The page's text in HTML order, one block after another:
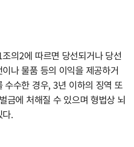
의2에 따르면 당선되거나 당선
나 물품 등의 이익을 제공하거
수수한 경우, 3년 이하의 징역 또
금에 처해질 수 있으며 형법상 뇌
.